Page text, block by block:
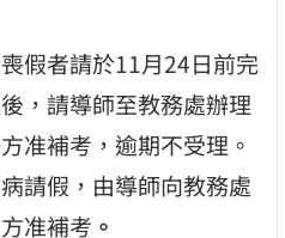
假者請於11月24日前完
，請導師至教務處辦理
准補考，逾期不受理。
請假，由導師向教務處
准補考 。